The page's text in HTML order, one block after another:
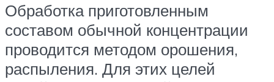
Обработка приготовленным
составом обычной концентрации
проводится методом орошения,
распыления. Для этих целей